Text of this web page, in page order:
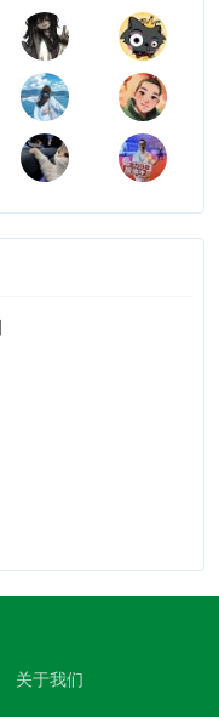
关于我们